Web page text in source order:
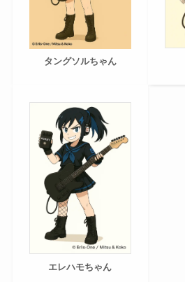
タングソルちゃん
エレハモちゃん